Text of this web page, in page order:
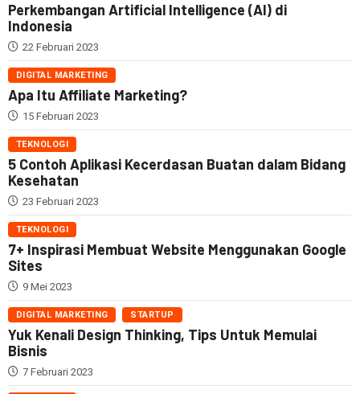
Perkembangan Artificial Intelligence (AI) di
Indonesia
22 Februari 2023
DIGITAL MARKETING
Apa Itu Affiliate Marketing?
15 Februari 2023
TEKNOLOGI
5 Contoh Aplikasi Kecerdasan Buatan dalam Bidang
Kesehatan
23 Februari 2023
TEKNOLOGI
7+ Inspirasi Membuat Website Menggunakan Google
Sites
9 Mei 2023
DIGITAL MARKETING STARTUP
Yuk Kenali Design Thinking, Tips Untuk Memulai
Bisnis
7 Februari 2023